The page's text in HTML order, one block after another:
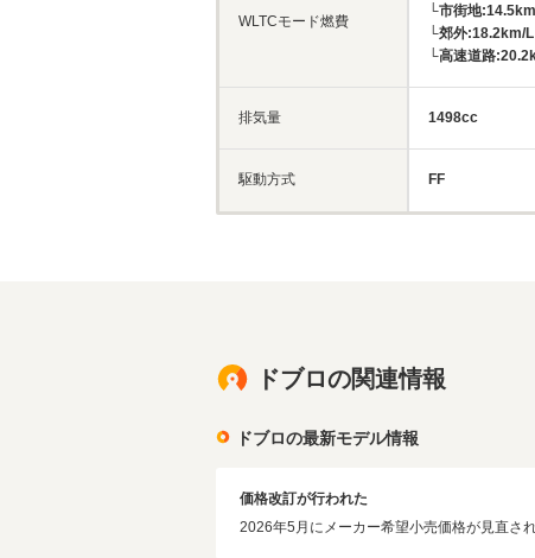
WLTCモード燃費
排気量
駆動方式
└市街地
└郊外:18.2km/L
└高速道路
1498cc
FF
ドブロの関連情報
ドブロの最新モデル情報
価格改訂が行われた
2026年5月にメーカー希望小売価格が見直さ